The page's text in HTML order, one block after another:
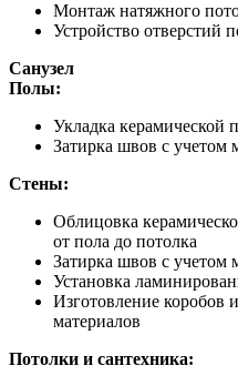
Монтаж натяжного
Устройство отверстий
Санузел
Полы:
Укладка керамической
Затирка швов с учетом
Стены:
Облицовка
от пола до потолка
Затирка швов с учетом
Установка
Изготовление коробов
материалов
Потолки и сантехника: